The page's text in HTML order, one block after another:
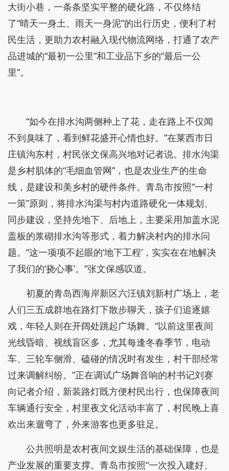
大街小巷，一条条坚实平整的硬化路，不仅终结
了“晴天一身土、雨天一身泥”的出行历史，便利了村
民生活，更助力农村融入现代物流网络，打通了农产
品进城的“最初一公里”和工业品下乡的“最后一公
里”。
“如今在排水沟两侧种上了花，走在路上不仅闻
不到臭味了，看到鲜花盛开心情也好。”在莱西市日
庄镇沟东村，村民张文保高兴地对记者说。排水沟渠
是乡村肌体的“毛细血管网”，也是农业生产的生命
线，是建设和美乡村的硬件条件。青岛市按照“一村
一策”原则，将排水沟渠与村内道路硬化一体规划、
同步建设，坚持先地下、后地上，主要采用加盖水泥
盖板的浆砌排水沟等形式，着力解决村内的排水问
题。“这一项项不起眼的‘地下工程’，实实在在地解决
了我们的‘挠心事’。”张文保感叹道。
初夏的青岛西海岸新区六汪镇刘新村广场上，老
人们三五成群地在路灯下散步聊天，孩子们追逐嬉
戏，年轻人则在开阔处跳起广场舞。“以前这里夜间
光线昏暗、视线盲区多，尤其每逢冬春季节，电动
车、三轮车侧滑、磕碰的情况时有发生，村干部经常
过来调解纠纷。”正在调试广场舞音响的村书记刘赛
向记者介绍，新装路灯既方便村民出行，也保障夜间
车辆通行安全，村里夜文化活动丰富了，村民晚上喜
欢出来遛弯了，外来游客也更多驻足。
公共照明是农村夜间文娱生活的基础保障，也是
产业发展的重要支撑。青岛市按照“一次投入建好、